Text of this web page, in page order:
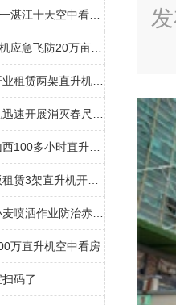
万直升机空中看房
码了